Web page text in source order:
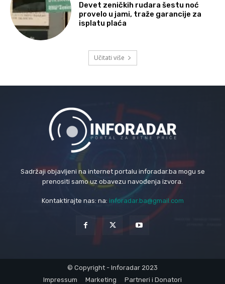
Devet zeničkih rudara šestu noć
provelo u jami, traže garancije za
isplatu plaća
Učitati više
Sadržaji objavljeni na internet portalu inforadar.ba mogu se
prenositi samo uz obavezu navođenja izvora.
Kontaktirajte nas: na: inforadar.ba@gmail.com
© Copyright - Inforadar 2023
Impressum
Marketing Partneri i Donatori